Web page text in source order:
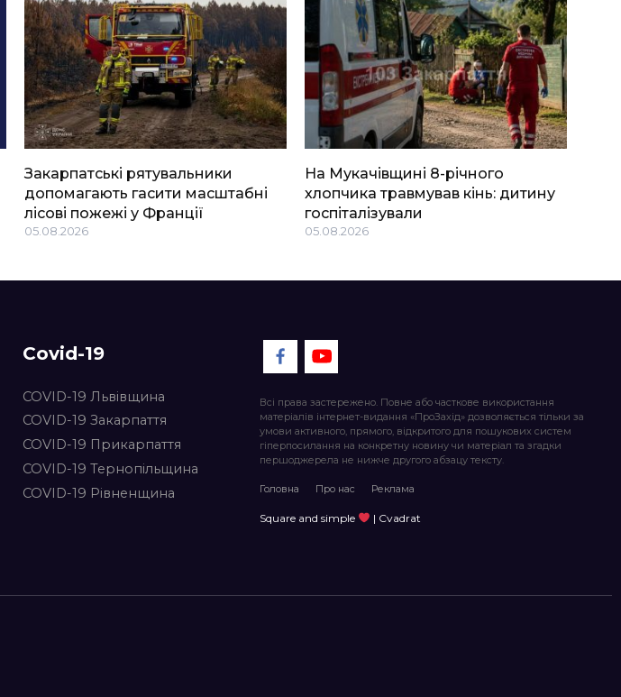
Закарпатські рятувальники
допомагають гасити масштабні
лісові пожежі у Франції
05.08.2026
На Мукачівщині 8-річного
хлопчика травмував кінь: дитину
госпіталізували
05.08.2026
Covid-19
COVID-19 Львівщина
COVID-19 Закарпаття
COVID-19 Прикарпаття
COVID-19 Тернопільщина
COVID-19 Рівненщина
Всі права застережено. Повне або часткове використання
матеріалів інтернет-видання «ПроЗахід» дозволяється тільки за
умови активного, прямого, відкритого для пошукових систем
гіперпосилання на конкретну новину чи матеріал та згадки
першоджерела не нижче другого абзацу тексту.
Головна Про нас Реклама
Square and simple | Cvadrat